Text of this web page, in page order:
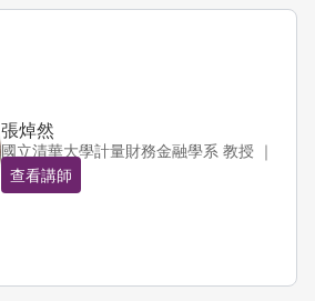
張焯然
國立清華大學計量財務金融學系 教授 ｜
查看講師